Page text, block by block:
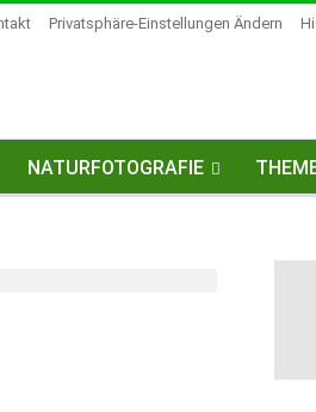
Privatsphäre-Einstellungen Ändern
NATURFOTOGRAFIE